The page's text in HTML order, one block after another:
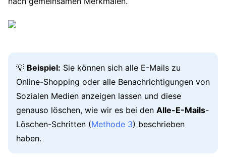
💡 Beispiel: Sie können sich alle E-Mails zu
Online-Shopping oder alle Benachrichtigungen von
Sozialen Medien anzeigen lassen und diese
genauso löschen, wie wir es bei den Alle-E-Mails-
Löschen-Schritten (Methode 3) beschrieben
haben.